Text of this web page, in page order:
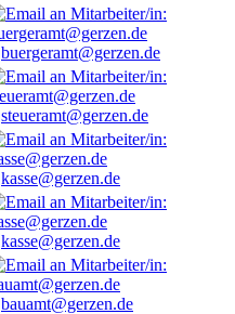
buergeramt@gerzen.de
steueramt@gerzen.de
kasse@gerzen.de
kasse@gerzen.de
bauamt@gerzen.de